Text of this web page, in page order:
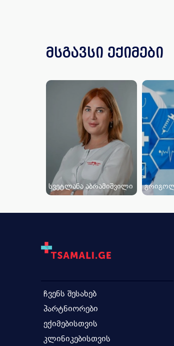
მსგავსი ექიმები
სვეტლანა აბრამიშვილი
ჩვენს შესახებ
პარტნიორები
ექიმებისთვის
კლინიკებისთვის